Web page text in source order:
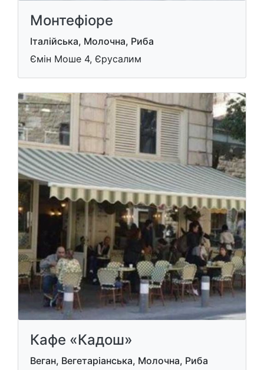
Монтефioре
Італійська, Молочна, Риба
Ємін Моше 4, Єрусалим
Кафе «Кадош»
Веган, Вегетаріанська, Молочна, Риба